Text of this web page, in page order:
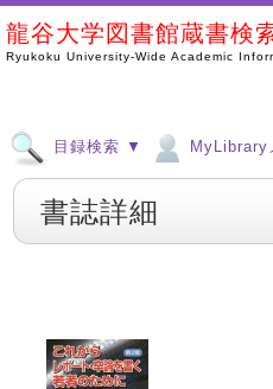
龍谷大学図書館蔵書検
Ryukoku University-Wide Academic
目録検索 ▼ MyLibrary
書誌詳細